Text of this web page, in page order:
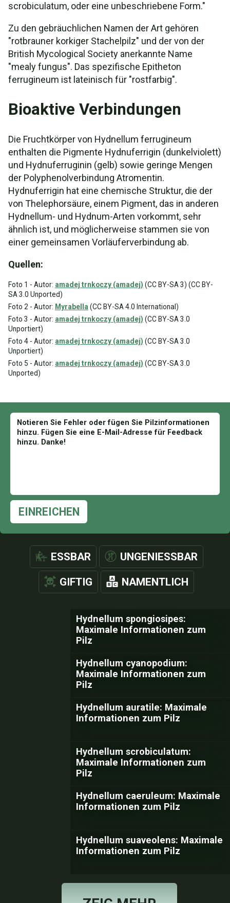
scrobiculatum, oder eine unbeschriebene Form."
Zu den gebräuchlichen Namen der Art gehören
"rotbrauner korkiger Stachelpilz" und der von der
British Mycological Society anerkannte Name
"mealy fungus". Das spezifische Epitheton
ferrugineum ist lateinisch für "rostfarbig".
Bioaktive Verbindungen
Die Fruchtkörper von Hydnellum ferrugineum
enthalten die Pigmente Hydnuferrigin (dunkelviolett)
und Hydnuferruginin (gelb) sowie geringe Mengen
der Polyphenolverbindung Atromentin.
Hydnuferrigin hat eine chemische Struktur, die der
von Thelephorsäure, einem Pigment, das in anderen
Hydnellum- und Hydnum-Arten vorkommt, sehr
ähnlich ist, und möglicherweise stammen sie von
einer gemeinsamen Vorläuferverbindung ab.
Quellen:
Foto 1 - Autor: amadej trnkoczy (amadej) (CC BY-SA 3) (CC BY-
SA 3.0 Unported)
Foto 2 - Autor: Myrabella (CC BY-SA 4.0 International)
Foto 3 - Autor: amadej trnkoczy (amadej) (CC BY-SA 3.0
Unportiert)
Foto 4 - Autor: amadej trnkoczy (amadej) (CC BY-SA 3.0
Unportiert)
Foto 5 - Autor: amadej trnkoczy (amadej) (CC BY-SA 3.0
Unported)
EINREICHEN
ESSBAR UNGENIESSBAR
GIFTIG NAMENTLICH
Hydnellum spongiosipes:
Maximale Informationen zum
Pilz
Hydnellum cyanopodium:
Maximale Informationen zum
Pilz
Hydnellum auratile: Maximale
Informationen zum Pilz
Hydnellum scrobiculatum:
Maximale Informationen zum
Pilz
Hydnellum caeruleum: Maximale
Informationen zum Pilz
Hydnellum suaveolens: Maximale
Informationen zum Pilz